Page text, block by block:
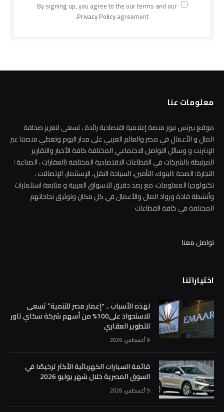
By signing up, you agree to the our terms and our
Privacy Policyagreement.
معلومات عنا
موقع بيزنس نيوز منصة إعلامية اقتصادية رائدة ، تسعى لتعزيز صحافة
المال و الأعمال في مصر والعالم العربي على مدار اليوم وتغطي منصتنا عبر
الإنترنت و وسائل التواصل الاجتماعي المختلفة كافة الأخبار والتقارير
المرتبطة بالشركات في القطاعات الاقتصادية المختلفة (العقارات ، الصناعة ؛
التجارة؛ الصحة ؛البنوك، التأمين، السياحة النقل، الإستثمار، الإتصالات ،
تكنولوجيا المعلومات، مع رصد دقيق للاسواق العربية و متابعة استثمارات
وأنشطة قادة ورواد المال والأعمال في كل مكان وتوثيق نجاحاتهم
المختلفة في كافة القطاعات
تواصل معنا
اختياراتنا
لهذه الأسباب .. “إعمار مصر للتنمية” تسعى
للاستحواذ على100% من أسهم شركة سكاي تاور
للتطوير العقاري
9 أغسطس، 2026
قائمة السيارات الكهربائية الأكثر ترخيصًا في
السوق المصرية خلال شهر يوليو 2026
9 أغسطس، 2026